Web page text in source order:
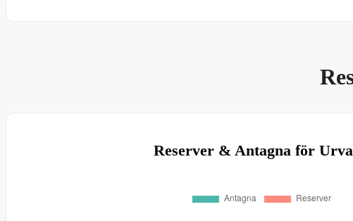
Reserver & Antagna för